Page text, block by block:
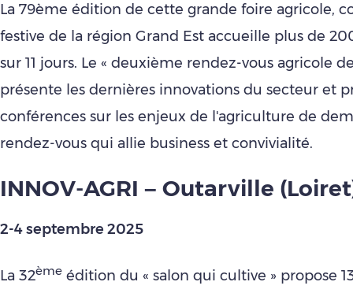
La 79ème édition de cette grande foire agricole,
festive de la région Grand Est accueille plus de
sur 11 jours. Le « deuxième rendez-vous agricole
présente les dernières innovations du secteur et
conférences sur les enjeux de l'agriculture de
rendez-vous qui allie business et convivialité.
INNOV-AGRI – Outarville
2-4 septembre 2025
La 32ème édition du « salon qui cultive » propose